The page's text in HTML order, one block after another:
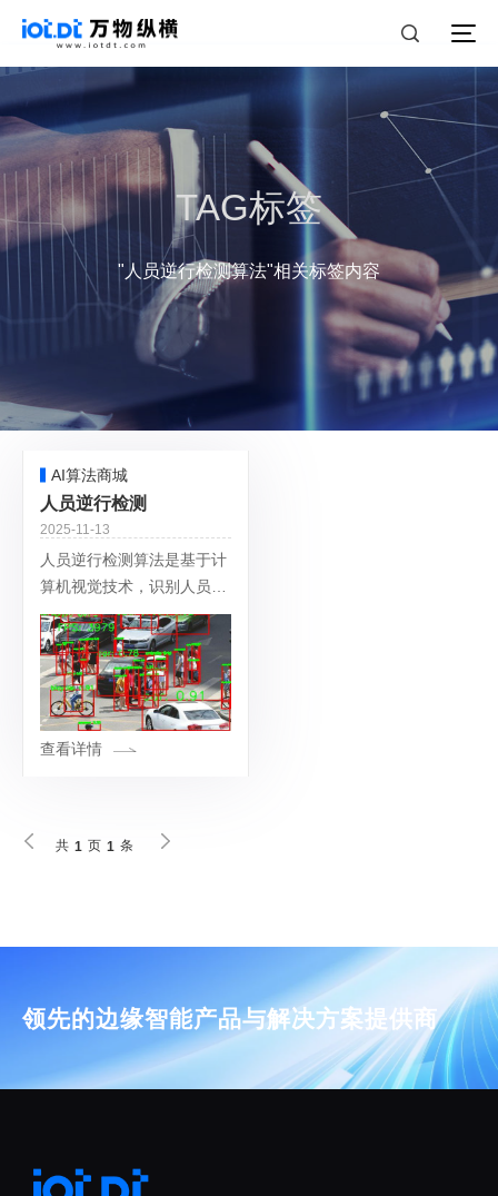
TAG标签
"人员逆行检测算法"相关标签内容
AI算法商城
人员逆行检测
2025-11-13
人员逆行检测算法是基于计
算机视觉技术，识别人员运
动方向与预设通行规则冲突
的智能算法，核心作用是实
时预警违规逆行行为、降低
人工监管成本。
查看详情
共 1 页 1 条
领先的边缘智能产品与解决方案提供商